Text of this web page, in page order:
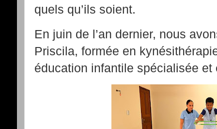
quels qu’ils soient.
En juin de l’an dernier, nous
Priscila, formée en
éducation infantile spécialisée